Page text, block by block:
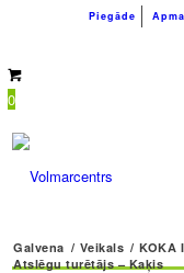
Piegāde
0
Galvena / Veikals / KOKA
Atslēgu turētājs – Kaķis